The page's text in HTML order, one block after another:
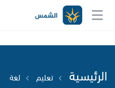
الرئيسية تعليم لغة